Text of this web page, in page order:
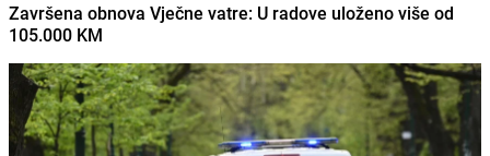
Završena obnova Vječne vatre: U radove uloženo više od
105.000 KM